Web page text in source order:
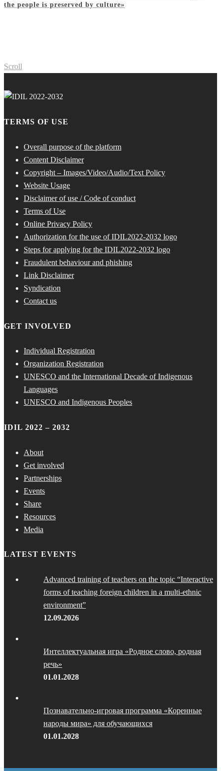
the people is preserved by culture»
Scroll
TERMS OF USE
Overall purpose of the platform
Content Disclaimer
Copyright – Images/Video/Audio/Text Policy
Website Usage
Disclaimer of use / Code of conduct
Terms of Use
Online Privacy Policy
Authorization for the use of IDIL2022-2032 logo
Steps for applying for the IDIL2022-2032 logo
Fraudulent behaviour and phishing
Link Disclaimer
Syndication
Contact us
GET INVOLVED
Individual Registration
Organization Registration
UNESCO and the International Decade of Indigenous
Languages
UNESCO and Indigenous Peoples
IDIL 2022 – 2032
About
Get involved
Partnerships
Events
Share
Resources
Media
LATEST EVENTS
Advanced training of teachers on the topic “Interactive
forms of teaching foreign children in a multi-ethnic
environment”
12.09.2026
Интеллектуальная игра «Родное слово, родная
речь»
01.01.2028
Познавательно-игровая программа «Коренные
народы мира» для обучающихся
01.01.2028